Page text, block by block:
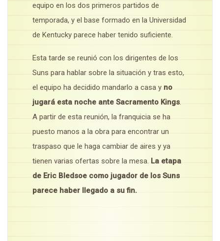
equipo en los dos primeros partidos de
temporada, y el base formado en la Universidad
de Kentucky parece haber tenido suficiente.
Esta tarde se reunió con los dirigentes de los
Suns para hablar sobre la situación y tras esto,
el equipo ha decidido mandarlo a casa y no
jugará esta noche ante Sacramento Kings.
A partir de esta reunión, la franquicia se ha
puesto manos a la obra para encontrar un
traspaso que le haga cambiar de aires y ya
tienen varias ofertas sobre la mesa. La etapa
de Eric Bledsoe como jugador de los Suns
parece haber llegado a su fin.